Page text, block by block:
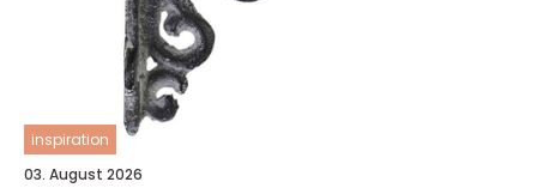
inspiration
03. August 2026